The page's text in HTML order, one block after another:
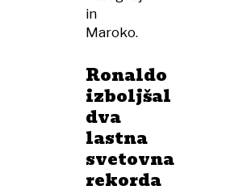
in
Maroko.
Ronaldo
izboljšal
dva
lastna
svetovna
rekorda